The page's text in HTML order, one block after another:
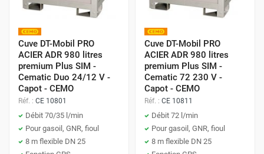
Cuve DT-Mobil PRO
ACIER ADR 980 litres
premium Plus SIM -
Cematic Duo 24/12 V -
Capot - CEMO
Réf. : CE 10801
Débit 70/35 l/min
Pour gasoil, GNR, fioul
8 m flexible DN 25
Cuve DT-Mobil PRO
ACIER ADR 980 litres
premium Plus SIM -
Cematic 72 230 V -
Capot - CEMO
Réf. : CE 10811
Débit 72 l/min
Pour gasoil, GNR, fioul
8 m flexible DN 25